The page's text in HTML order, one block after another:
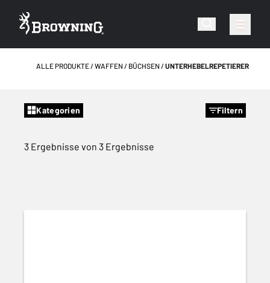
ALLE PRODUKTE WAFFEN BÜCHSEN UNTERHEBELREPETIERER
Kategorien Filtern
3 Ergebnisse von 3 Ergebnisse